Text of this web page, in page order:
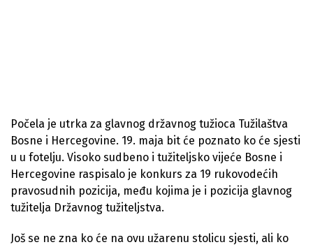
Počela je utrka za glavnog državnog tužioca Tužilaštva
Bosne i Hercegovine. 19. maja bit će poznato ko će sjesti
u u fotelju. Visoko sudbeno i tužiteljsko vijeće Bosne i
Hercegovine raspisalo je konkurs za 19 rukovodećih
pravosudnih pozicija, među kojima je i pozicija glavnog
tužitelja Državnog tužiteljstva.
Još se ne zna ko će na ovu užarenu stolicu sjesti, ali ko